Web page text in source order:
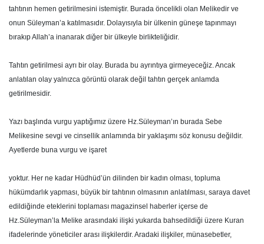
tahtının hemen getirilmesini istemiştir. Burada öncelikli olan Melikedir ve
onun Süleyman’a katılmasıdır. Dolayısıyla bir ülkenin güneşe tapınmayı
bırakıp Allah’a inanarak diğer bir ülkeyle birlikteliğidir.
Tahtın getirilmesi ayrı bir olay. Burada bu ayrıntıya girmeyeceğiz. Ancak
anlatılan olay yalnızca görüntü olarak değil tahtın gerçek anlamda
getirilmesidir.
Yazı başlında vurgu yaptığımız üzere Hz.Süleyman’ın burada Sebe
Melikesine sevgi ve cinsellik anlamında bir yaklaşımı söz konusu değildir.
Ayetlerde buna vurgu ve işaret
yoktur. Her ne kadar Hüdhüd’ün dilinden bir kadın olması, topluma
hükümdarlık yapması, büyük bir tahtının olmasının anlatılması, saraya davet
edildiğinde eteklerini toplaması magazinsel haberler içerse de
Hz.Süleyman’la Melike arasındaki ilişki yukarda bahsedildiği üzere Kuran
ifadelerinde yöneticiler arası ilişkilerdir. Aradaki ilişkiler, münasebetler,